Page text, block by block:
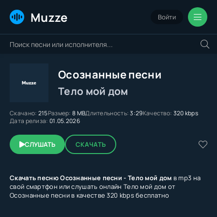
Muzze Войти
Осознанные песни
Тело мой дом
Скачано: 215Размер: 8 MBДлительность: 3:29Качество: 320 kbps
Дата релиза: 01.05.2026
СЛУШАТЬ СКАЧАТЬ
Скачать песню Осознанные песни - Тело мой дом в mp3 на
свой смартфон или слушать онлайн Тело мой дом от
Осознанные песни в качестве 320 kbps бесплатно